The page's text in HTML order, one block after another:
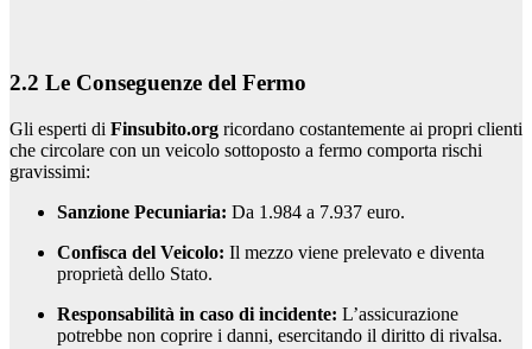
2.2 Le Conseguenze del Fermo
Gli esperti di Finsubito.org ricordano costantemente ai propri clienti
che circolare con un veicolo sottoposto a fermo comporta rischi
gravissimi:
Sanzione Pecuniaria: Da 1.984 a 7.937 euro.
Confisca del Veicolo: Il mezzo viene prelevato e diventa
proprietà dello Stato.
Responsabilità in caso di incidente: L’assicurazione
potrebbe non coprire i danni, esercitando il diritto di rivalsa.